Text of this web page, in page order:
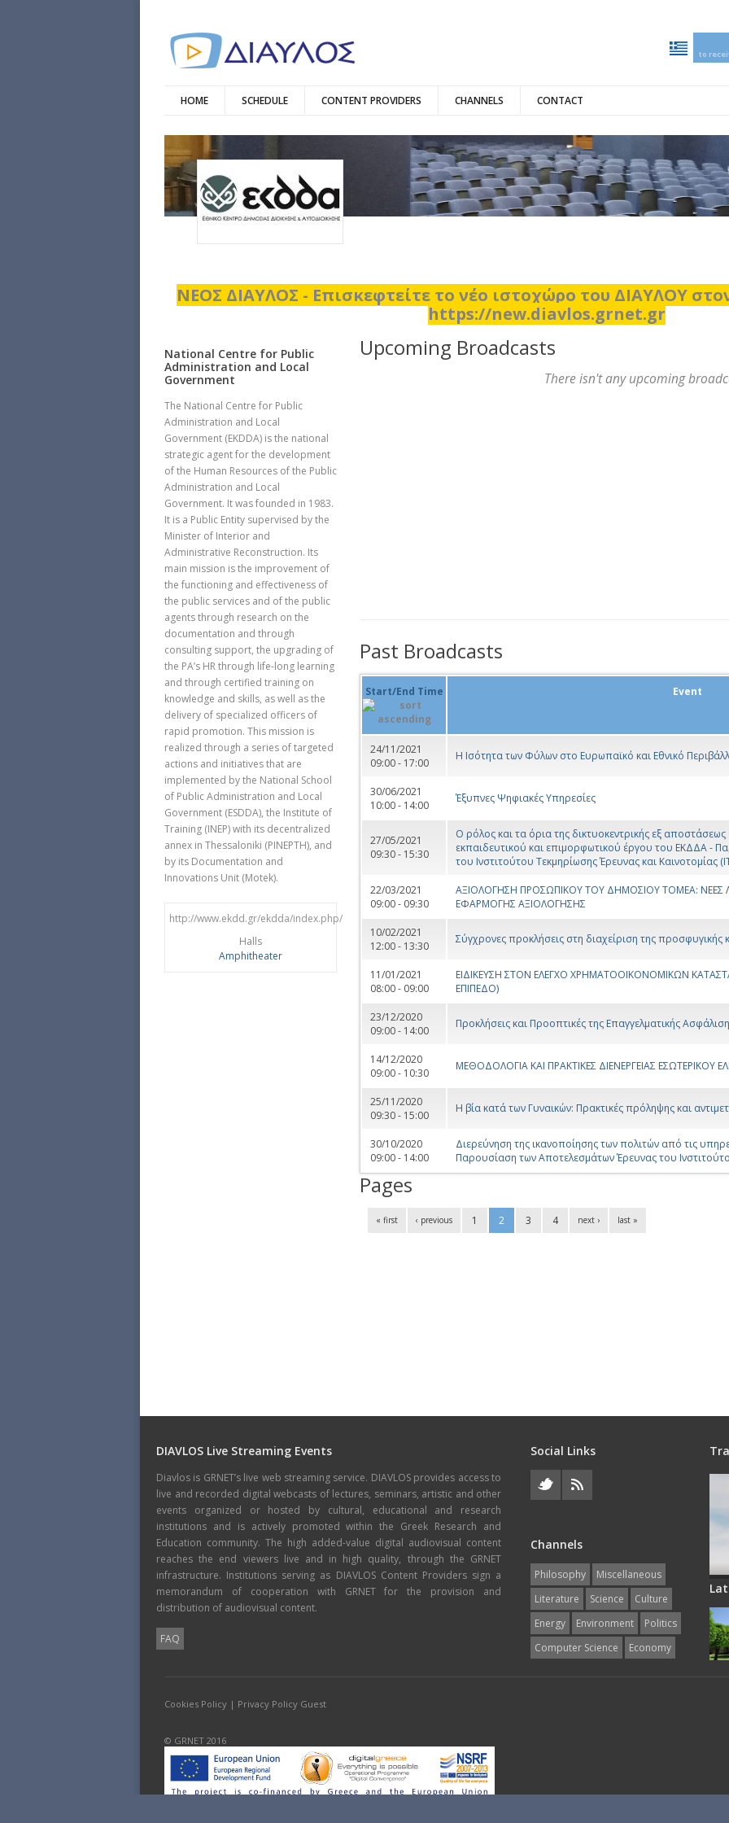
to
HOME SCHEDULE CONTENT PROVIDERS CHANNELS CONTACT
ΝΕΟΣ ΔΙΑΥΛΟΣ - Επισκεφτείτε το νέο ιστοχώρο του ΔΙΑΥΛΟΥ
https://new.diavlos.grnet.gr
National Centre for Public
Administration and Local
Government
The National Centre for Public
Administration and Local
Government (EKDDA) is the national
strategic agent for the development
of the Human Resources of the Public
Administration and Local
Government. It was founded in 1983.
It is a Public Entity supervised by the
Minister of Interior and
Administrative Reconstruction. Its
main mission is the improvement of
the functioning and effectiveness of
the public services and of the public
agents through research on the
documentation and through
consulting support, the upgrading of
the PA’s HR through life-long learning
and through certified training on
knowledge and skills, as well as the
delivery of specialized officers of
rapid promotion. This mission is
realized through a series of targeted
actions and initiatives that are
implemented by the National School
of Public Administration and Local
Government (ESDDA), the Institute of
Training (ΙΝΕP) with its decentralized
annex in Thessaloniki (PINEPTH), and
by its Documentation and
Innovations Unit (Motek).
http://www.ekdd.gr/ekdda/index.php/en/
Halls
Amphitheater
Upcoming Broadcasts
There isn't any upcoming
Past Broadcasts
Start/End Time Event
24/11/2021
09:00 - 17:00
Η Ισότητα των Φύλων στο Ευρωπαϊκό και Εθνικό
30/06/2021
10:00 - 14:00
Έξυπνες Ψηφιακές Υπηρεσίες
27/05/2021
09:30 - 15:30
Ο ρόλος και τα όρια της δικτυοκεντρικής εξ
εκπαιδευτικού και επιμορφωτικού έργου του ΕΚΔΔΑ -
του Ινστιτούτου Τεκμηρίωσης Έρευνας και Καινοτομίας
22/03/2021
09:00 - 09:30
ΑΞΙΟΛΟΓΗΣΗ ΠΡΟΣΩΠΙΚΟΥ ΤΟΥ ΔΗΜΟΣΙΟΥ ΤΟΜΕΑ: ΝΕΕΣ
ΕΦΑΡΜΟΓΗΣ ΑΞΙΟΛΟΓΗΣΗΣ
10/02/2021
12:00 - 13:30
Σύγχρονες προκλήσεις στη διαχείριση της προσφυγικής
11/01/2021
08:00 - 09:00
ΕΙΔΙΚΕΥΣΗ ΣΤΟΝ ΕΛΕΓΧΟ ΧΡΗΜΑΤΟΟΙΚΟΝΟΜΙΚΩΝ
ΕΠΙΠΕΔΟ)
23/12/2020
09:00 - 14:00
Προκλήσεις και Προοπτικές της Επαγγελματικής
14/12/2020
09:00 - 10:30
ΜΕΘΟΔΟΛΟΓΙΑ ΚΑΙ ΠΡΑΚΤΙΚΕΣ ΔΙΕΝΕΡΓΕΙΑΣ ΕΣΩΤΕΡΙΚΟΥ
25/11/2020
09:30 - 15:00
Η βία κατά των Γυναικών: Πρακτικές πρόληψης και
30/10/2020
09:00 - 14:00
Διερεύνηση της ικανοποίησης των πολιτών από τις
Παρουσίαση των Αποτελεσμάτων Έρευνας του
Pages
« first ‹ previous 1 2 3 4 next › last »
DIAVLOS Live Streaming Events
Diavlos is GRNET’s live web streaming service. DIAVLOS provides access to
live and recorded digital webcasts of lectures, seminars, artistic and other
events organized or hosted by cultural, educational and research
institutions and is actively promoted within the Greek Research and
Education community. The high added-value digital audiovisual content
reaches the end viewers live and in high quality, through the GRNET
infrastructure. Institutions serving as DIAVLOS Content Providers sign a
memorandum of cooperation with GRNET for the provision and
distribution of audiovisual content.
FAQ
Social Links
Channels
Philosophy
Miscellaneous
Literature
Science
Culture
Energy
Εnvironment
Politics
Computer Science
Economy
Cookies Policy | Privacy Policy Guest
© GRNET 2016